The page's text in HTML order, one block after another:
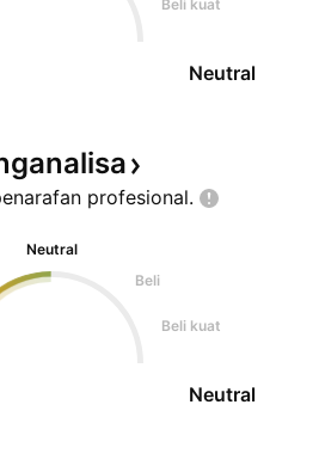
Beli kuat
Neutral
profesional.
Neutral
Beli
Beli kuat
Neutral